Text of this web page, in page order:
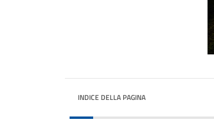
INDICE DELLA PAGINA